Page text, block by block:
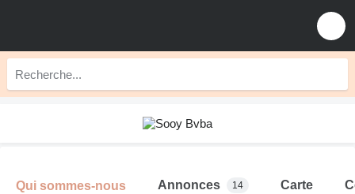
Qui sommes-nous Annonces 14 Carte